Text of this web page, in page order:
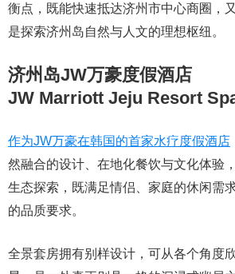
衡点，既能快速抵达济州市中心商圈，
是探索济州岛自然与人文的理想枢纽。
济州岛JW万豪度假酒店
JW Marriott Jeju Resort
作为JW万豪在韩国的首家水疗度假酒店
然融合的设计、在地化餐饮与文化体验
生态探索，既满足情侣、家庭的休闲需
的品质要求。
全景套房拥有别样设计，可从各个角度